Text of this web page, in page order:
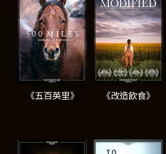
《五百英里》 《改造飲食》